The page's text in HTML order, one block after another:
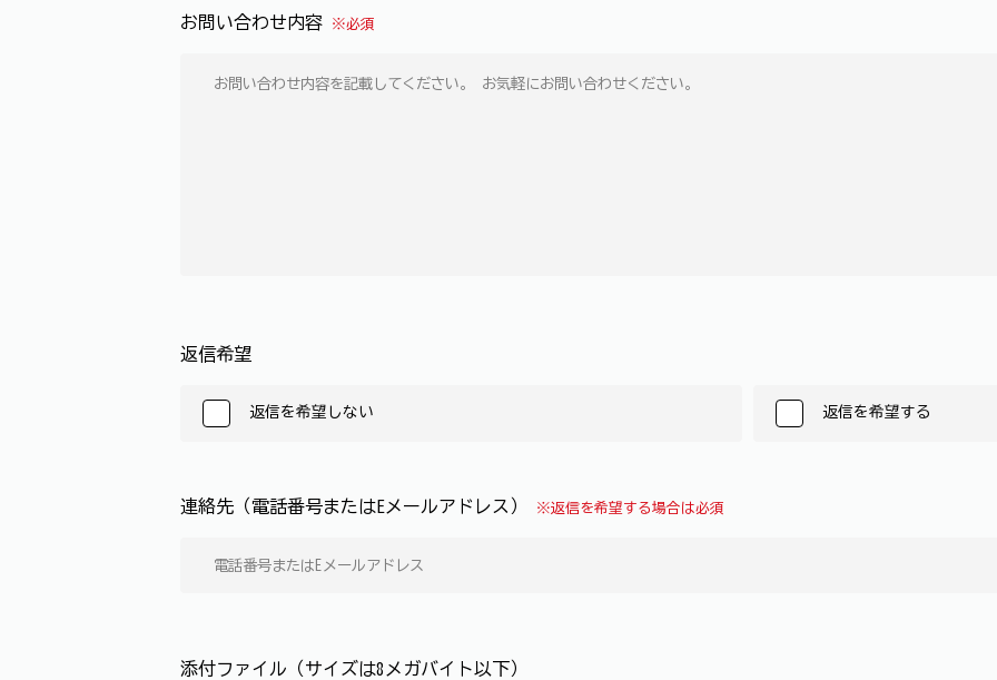
お問い合わせ内容 ※必須
返信希望
返信を希望しない 返信を希望する
連絡先（電話番号またはEメールアドレス） ※返信を希望する場合は必須
添付ファイル（サイズは8メガバイト以下）